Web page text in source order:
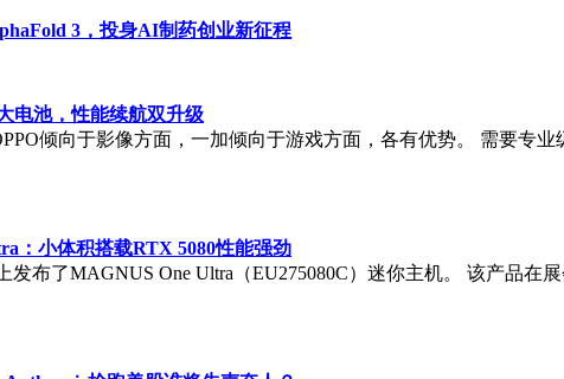
3，投身AI制药创业新征程
电池，性能续航双升级
倾向于影像方面，一加倾向于游戏方面，各有优势。 需要专
：小体积搭载RTX 5080性能强劲
发布了MAGNUS One Ultra（EU275080C）迷你主机。 该产品